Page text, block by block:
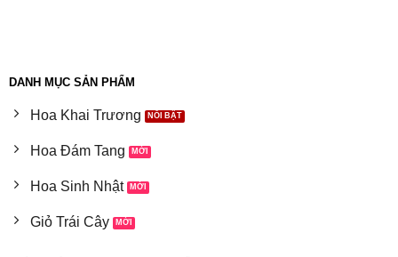
DANH MỤC SẢN PHẨM
Hoa Khai Trương
Hoa Đám Tang
Hoa Sinh Nhật
Giỏ Trái Cây